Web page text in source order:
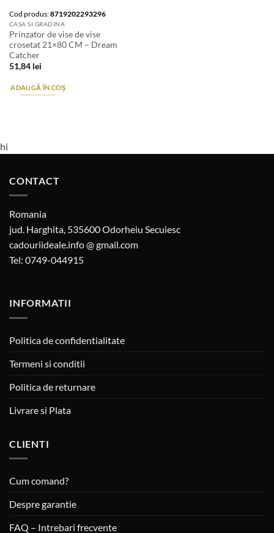
Cod produs:8719202293296
CASA SI GRADINA
Prinzator de vise de vise
crosetat 21×80 CM – Dream
Catcher
51,84 lei
ADAUGĂ ÎN COȘ
hi
CONTACT
Romania
jud. Harghita, 535600 Odorheiu Secuiesc
cadouriideale.info @ gmail.com
Tel: 0749-044915
INFORMATII
Politica de confidentialitate
Termeni si conditii
Politica de returnare
Livrare si Plata
CLIENTI
Cum comand?
Despre garantie
FAQ – Intrebari frecvente